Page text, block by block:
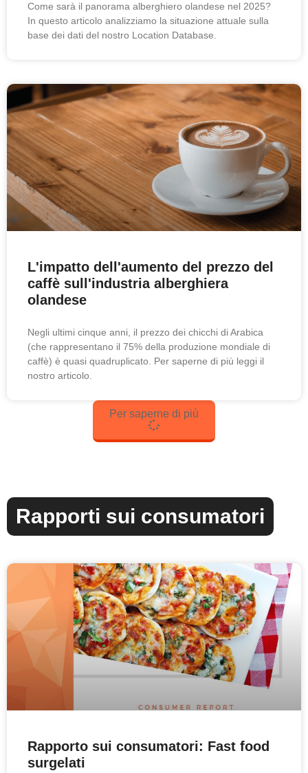
Come sarà il panorama alberghiero olandese nel 2025?
In questo articolo analizziamo la situazione attuale sulla
base dei dati del nostro Location Database.
L'impatto dell'aumento del prezzo del
caffè sull'industria alberghiera
olandese
Negli ultimi cinque anni, il prezzo dei chicchi di Arabica
(che rappresentano il 75% della produzione mondiale di
caffè) è quasi quadruplicato. Per saperne di più leggi il
nostro articolo.
Per saperne di più
Rapporti sui consumatori
Rapporto sui consumatori: Fast food
surgelati